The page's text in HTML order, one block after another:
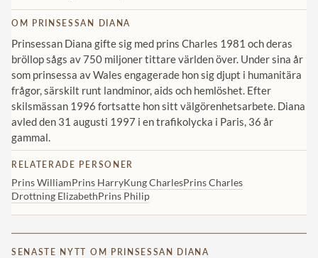
Marockanska kungahuset
Monacos furstehus
OM PRINSESSAN DIANA
Prinsessan Diana gifte sig med prins Charles 1981 och deras
bröllop sågs av 750 miljoner tittare världen över. Under sina år
som prinsessa av Wales engagerade hon sig djupt i humanitära
frågor, särskilt runt landminor, aids och hemlöshet. Efter
skilsmässan 1996 fortsatte hon sitt välgörenhetsarbete. Diana
avled den 31 augusti 1997 i en trafikolycka i Paris, 36 år
gammal.
RELATERADE PERSONER
Prins WilliamPrins HarryKung CharlesPrins Charles
Drottning ElizabethPrins Philip
SENASTE NYTT OM PRINSESSAN DIANA